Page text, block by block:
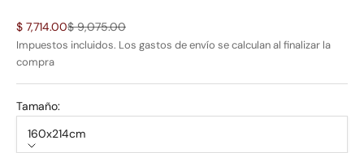
Precio de oferta
$ 7,714.00Precio normal
$ 9,075.00
Impuestos incluidos. Los gastos de envío se calculan al finalizar la
compra
Tamaño:
160x214cm